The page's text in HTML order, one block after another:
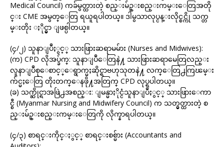
Medical Council) ကခ်မွတ္ထားတဲ့ စည္းမ်ဥ္းစည္းကမ္းေတြအတို
င္း CME အမွတ္ေတြ ရယူရပါတယ္။ ဒါမွသာလုပ္ငန္းလိုင္စင္ကို သက္တ
မ္းတိုး ႏိုင္မွာ ျဖစ္ပါတယ္။
(၄/၂) သူနာျပဳႏွင့္ သားဖြားဆရာမမ်ား (Nurses and Midwives):
(က) CPD လိုအပ္ခ်က္: သူနာျပဳေတြနဲ႔ သားဖြားဆရာမေတြလည္း
လူနာျပဳစုေစာင့္ေရွာက္မႈဆိုင္ရာဗဟုသုတနဲ႔ လက္ေတြ႕ကြၽမ္း
က်င္မႈေတြ တိုးတက္ေနဖို႔အတြက္ CPD လုပ္ရပါတယ္။
(ခ) သက္ဆိုင္ရာအဖြဲ႕အစည္း: ျမန္မာႏိုင္ငံသူနာျပဳႏွင့္ သားဖြားေကာ
င္စီ (Myanmar Nursing and Midwifery Council) က သတ္မွတ္ထားတဲ့ စ
ည္းမ်ဥ္းစည္းကမ္းေတြကို လိုက္နာရပါတယ္။
(၄/၃) စာရင္းကိုင္ႏွင့္ စာရင္းစစ္မ်ား (Accountants and